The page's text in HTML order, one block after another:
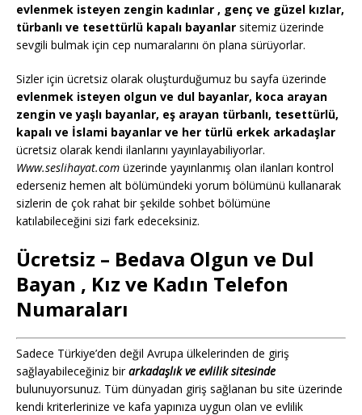
evlenmek isteyen zengin kadınlar , genç ve güzel kızlar,
türbanlı ve tesettürlü kapalı bayanlar sitemiz üzerinde
sevgili bulmak için cep numaralarını ön plana sürüyorlar.
Sizler için ücretsiz olarak oluşturduğumuz bu sayfa üzerinde
evlenmek isteyen olgun ve dul bayanlar, koca arayan
zengin ve yaşlı bayanlar, eş arayan türbanlı, tesettürlü,
kapalı ve İslami bayanlar ve her türlü erkek arkadaşlar
ücretsiz olarak kendi ilanlarını yayınlayabiliyorlar.
Www.seslihayat.com üzerinde yayınlanmış olan ilanları kontrol
ederseniz hemen alt bölümündeki yorum bölümünü kullanarak
sizlerin de çok rahat bir şekilde sohbet bölümüne
katılabileceğini sizi fark edeceksiniz.
Ücretsiz – Bedava Olgun ve Dul
Bayan , Kız ve Kadın Telefon
Numaraları
Sadece Türkiye’den değil Avrupa ülkelerinden de giriş
sağlayabileceğiniz birarkadaşlık ve evlilik sitesinde
bulunuyorsunuz. Tüm dünyadan giriş sağlanan bu site üzerinde
kendi kriterlerinize ve kafa yapınıza uygun olan ve evlilik